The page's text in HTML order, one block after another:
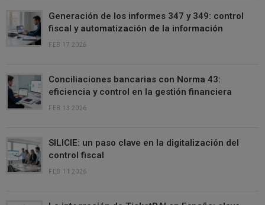
Generación de los informes 347 y 349: control
fiscal y automatización de la información
FEB 17 2026
Conciliaciones bancarias con Norma 43:
eficiencia y control en la gestión financiera
FEB 13 2026
SILICIE: un paso clave en la digitalización del
control fiscal
FEB 11 2026